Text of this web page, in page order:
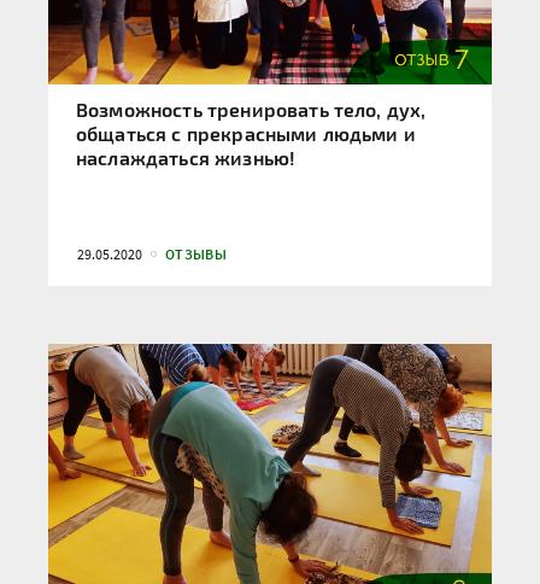
Возможность тренировать тело, дух,
общаться с прекрасными людьми и
наслаждаться жизнью!
29.05.2020 ОТЗЫВЫ